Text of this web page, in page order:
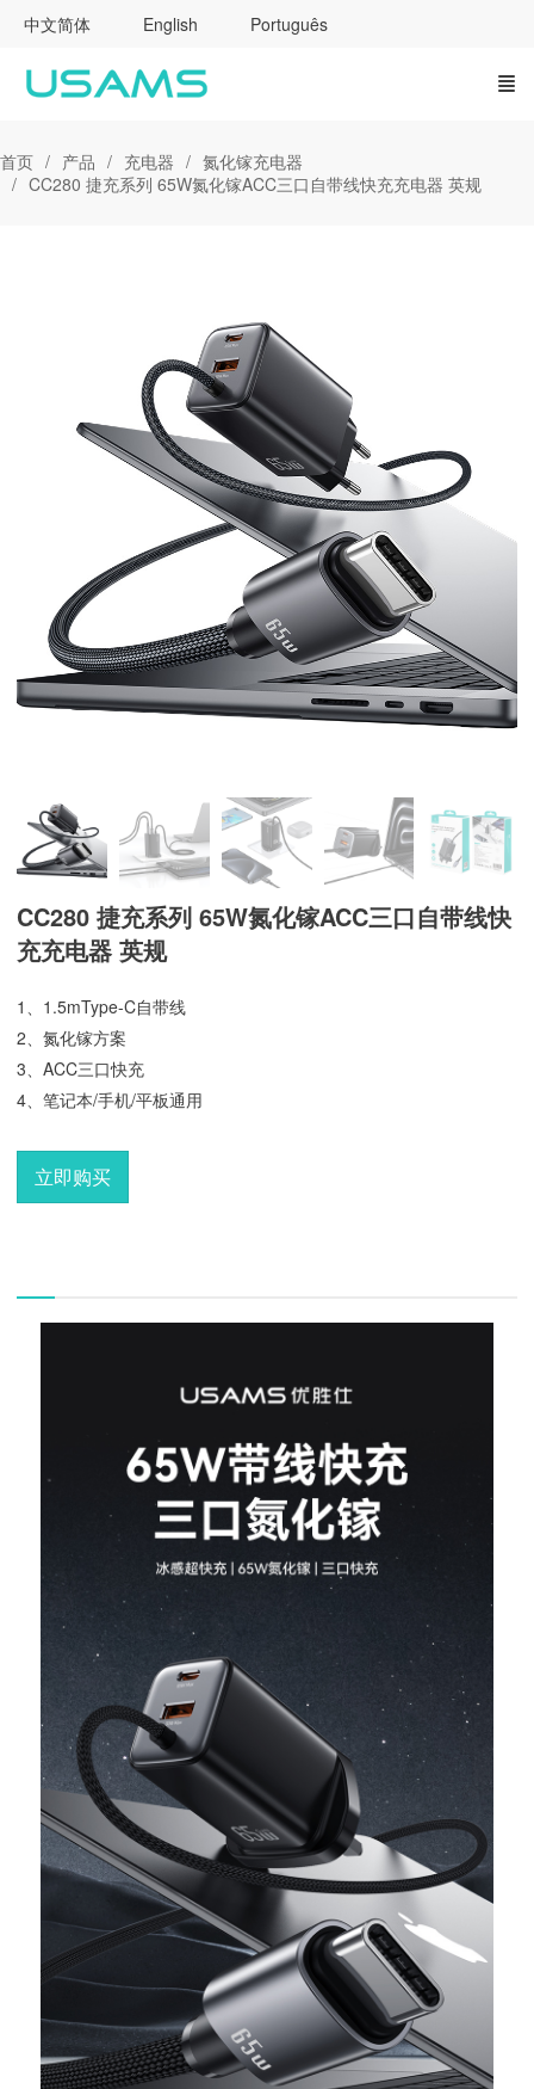
中文简体 English Português
首页 产品 充电器
氮化镓充电器
CC280 捷充系列 65W氮化镓ACC三口自带线快充充电器 英规
CC280 捷充系列 65W氮化镓ACC三口自带线快
充充电器 英规
1、1.5mType-C自带线
2、氮化镓方案
3、ACC三口快充
4、笔记本/手机/平板通用
立即购买